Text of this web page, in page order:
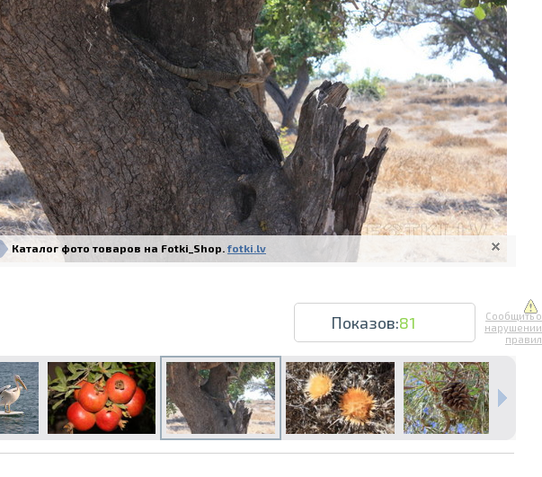
Печать в течение 1 часа в Риге – закажите онлайн
Различные форматы и виды бумаги для ваших фотографий
Доставка по всей Латвии или самовывоз
Каталог фото товаров на Fotki_Shop. fotki.lv
Показов:81
Сообщить о
нарушении
правил